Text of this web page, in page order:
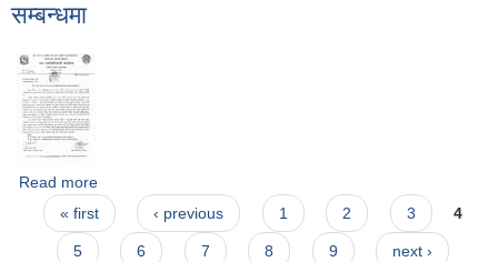
सम्बन्धमा
Read more
Pages
« first ‹ previous 1 2 3 4
5 6 7 8 9 next ›